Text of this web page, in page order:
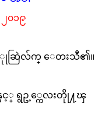
၂၀၁၉
ပံုုဆြဲလ်က္ ေတးသီ၏။
နွင့္ ရွဥ့္ကေလးတိုု႔ၾ